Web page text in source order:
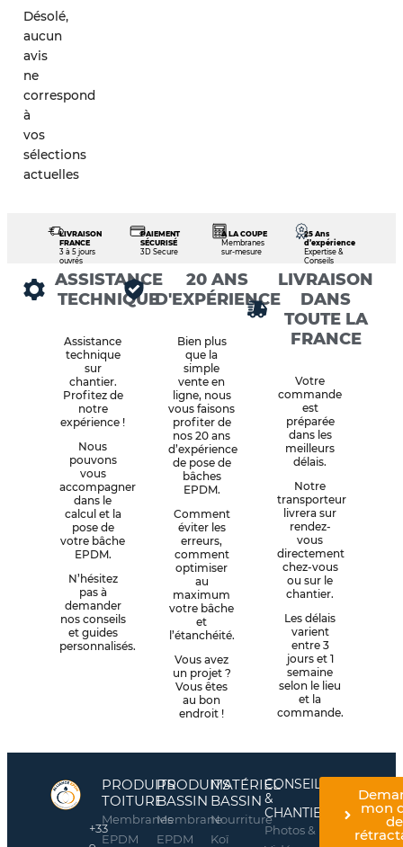
Désolé,
aucun
avis
ne
correspond
à
vos
sélections
actuelles
LIVRAISON
FRANCE
3 à 5 jours
ouvrés
PAIEMENT
SÉCURISÉ
3D Secure
À LA COUPE
Membranes
sur-mesure
25 Ans
d’expérience
Expertise &
Conseils
ASSISTANCE
TECHNIQUE
Assistance
technique
sur
chantier.
Profitez de
notre
expérience !
Nous
pouvons
vous
accompagner
dans le
calcul et la
pose de
votre bâche
EPDM.
N’hésitez
pas à
demander
nos conseils
et guides
personnalisés.
20 ANS
D'EXPÉRIENCE
Bien plus
que la
simple
vente en
ligne, nous
vous faisons
profiter de
nos 20 ans
d’expérience
de pose de
bâches
EPDM.
Comment
éviter les
erreurs,
comment
optimiser
au
maximum
votre bâche
et
l’étanchéité.
Vous avez
un projet ?
Vous êtes
au bon
endroit !
LIVRAISON
DANS
TOUTE LA
FRANCE
Votre
commande
est
préparée
dans les
meilleurs
délais.
Notre
transporteur
livrera sur
rendez-
vous
directement
chez-vous
ou sur le
chantier.
Les délais
varient
entre 3
jours et 1
semaine
selon le lieu
et la
commande.
+33
PRODUITS
TOITURE
Membranes
EPDM
PRODUITS
BASSIN
Membrane
EPDM
MATÉRIEL
BASSIN
Nourriture
Koï
CONSEILS
&
CHANTIERS
Photos &
mon
de